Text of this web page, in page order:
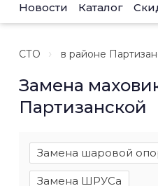
Новости Каталог
СТО в районе
Замена
Партизанской
Замена шаровой
Замена ШРУСа